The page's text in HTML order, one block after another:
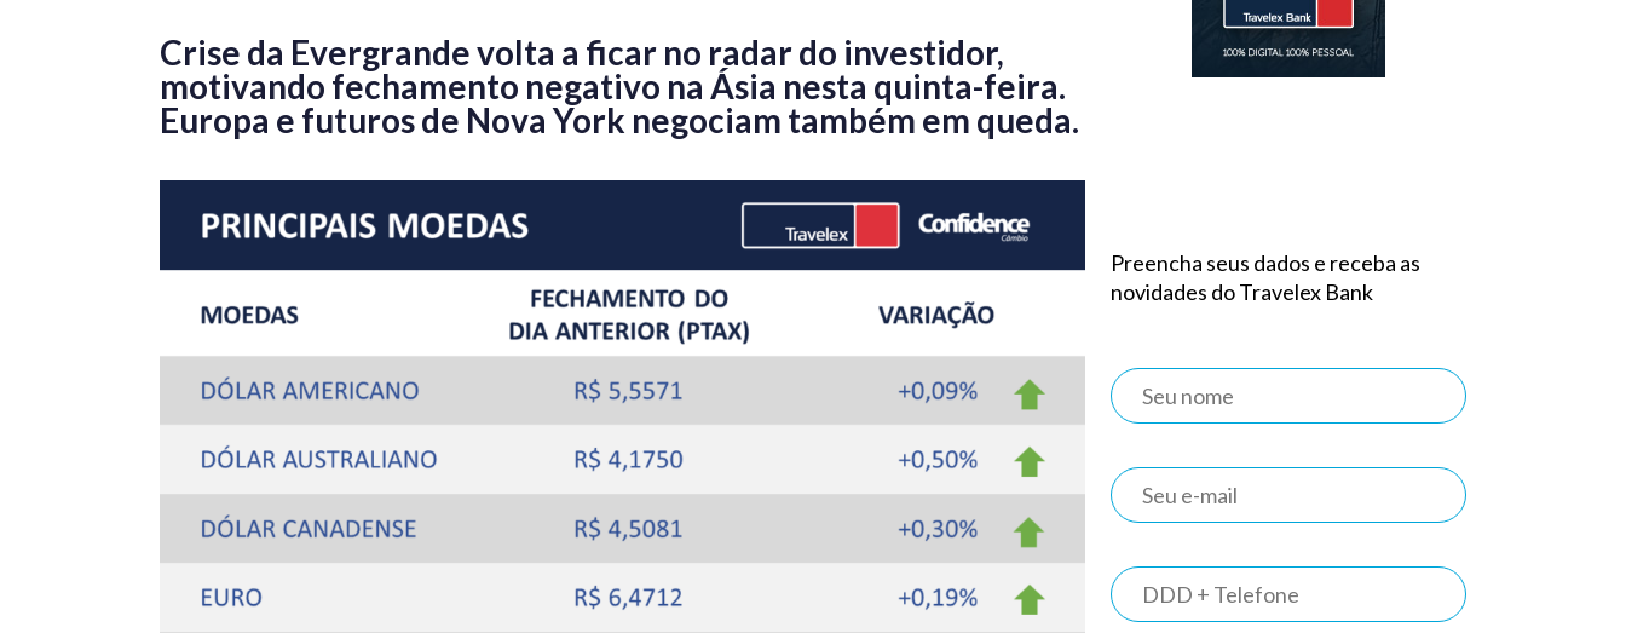
Crise da Evergrande volta a ficar no radar do investidor,
motivando fechamento negativo na Ásia nesta quinta-feira.
Europa e futuros de Nova York negociam também em queda.
Preencha seus dados e receba as
novidades do Travelex Bank
TRAVELEX
BANK